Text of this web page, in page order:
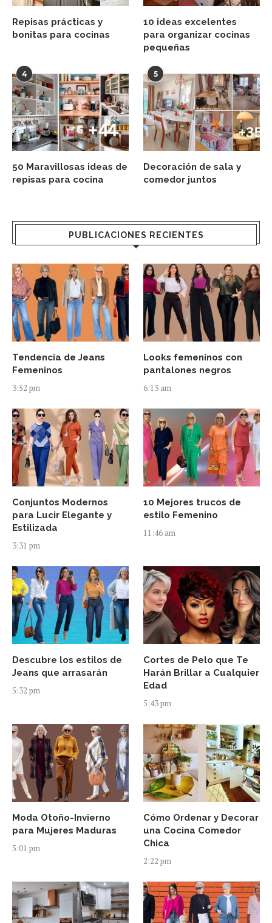
Repisas prácticas y
bonitas para cocinas
10 ideas excelentes
para organizar cocinas
pequeñas
4
50 Maravillosas ideas de
repisas para cocina
5
Decoración de sala y
comedor juntos
PUBLICACIONES RECIENTES
Tendencia de Jeans
Femeninos
3:52 pm
Looks femeninos con
pantalones negros
6:13 am
Conjuntos Modernos
para Lucir Elegante y
Estilizada
3:31 pm
10 Mejores trucos de
estilo Femenino
11:46 am
Descubre los estilos de
Jeans que arrasarán
5:32 pm
Cortes de Pelo que Te
Harán Brillar a Cualquier
Edad
5:43 pm
Moda Otoño-Invierno
para Mujeres Maduras
5:01 pm
Cómo Ordenar y Decorar
una Cocina Comedor
Chica
2:22 pm